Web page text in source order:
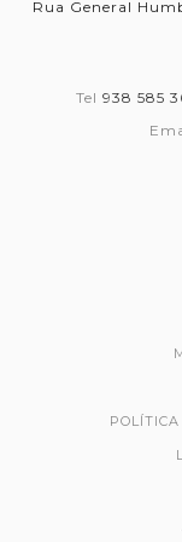
Rua General
Tel 938 585